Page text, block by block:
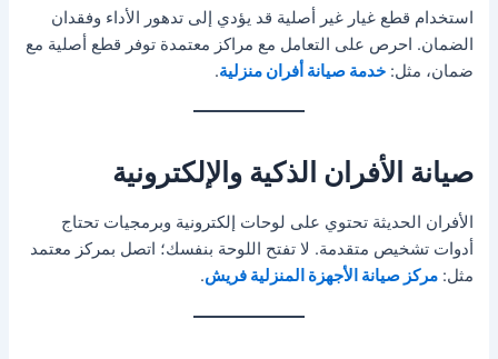
استخدام قطع غيار غير أصلية قد يؤدي إلى تدهور الأداء وفقدان
الضمان. احرص على التعامل مع مراكز معتمدة توفر قطع أصلية مع
ضمان، مثل:خدمة صيانة أفران منزلية.
صيانة الأفران الذكية والإلكترونية
الأفران الحديثة تحتوي على لوحات إلكترونية وبرمجيات تحتاج
أدوات تشخيص متقدمة. لا تفتح اللوحة بنفسك؛ اتصل بمركز معتمد
مثل:مركز صيانة الأجهزة المنزلية فريش.